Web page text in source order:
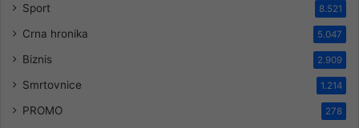
Sport 8.521
Crna hronika 5.047
Biznis 2.909
Smrtovnice 1.214
PROMO 278